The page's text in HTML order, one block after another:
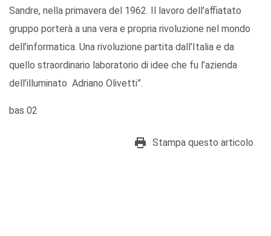
Sandre, nella primavera del 1962. Il lavoro dell’affiatato
gruppo porterà a una vera e propria rivoluzione nel mondo
dell’informatica. Una rivoluzione partita dall’Italia e da
quello straordinario laboratorio di idee che fu l’azienda
dell’illuminato Adriano Olivetti”.
bas 02
Stampa questo articolo